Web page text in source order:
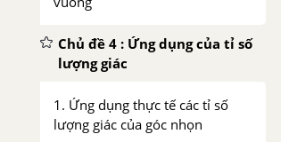
Chủ đề 4 : Ứng dụng của tỉ số
lượng giác
1. Ứng dụng thực tế các tỉ số
lượng giác của góc nhọn